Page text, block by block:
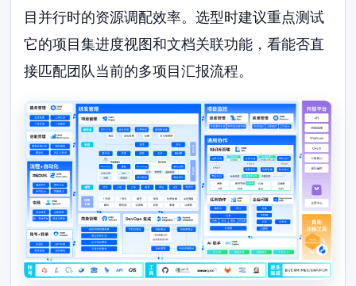
目并行时的资源调配效率。选型时建议重点测试
它的项目集进度视图和文档关联功能，看能否直
接匹配团队当前的多项目汇报流程。